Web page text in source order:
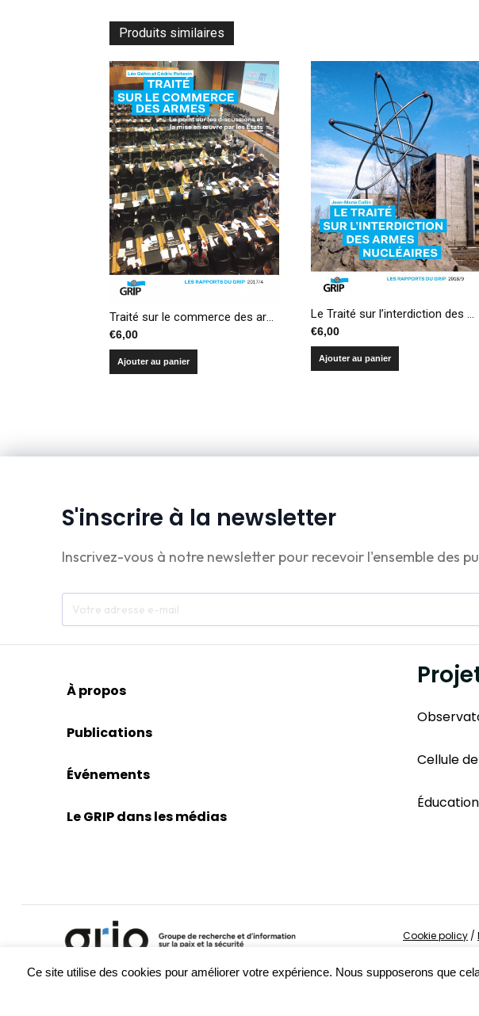
Produits similaires
Traité sur le commerce des armes – Le point sur les discussions et la mise en oeuvre par les États
€6,00
Ajouter au panier
Le Traité sur l’interdiction des armes nucléaires
€6,00
Ajouter au panier
S'inscrire à la newsletter
Inscrivez-vous à notre newsletter pour recevoir l'ensemble des
À propos
Publications
Événements
Le GRIP dans les médias
Cellule
Cookie policy /
Ce site utilise des cookies pour améliorer votre expérience. Nous supposerons que